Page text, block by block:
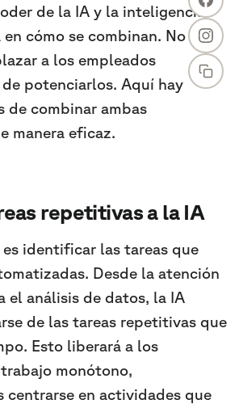
de la IA y la inteligencia
cómo se combinan. No se
a los empleados
de potenciarlos. Aquí hay
de combinar ambas
manera eficaz.
repetitivas a la IA
identificar las tareas que
Desde la atención
el análisis de datos, la IA
de las tareas repetitivas que
Esto liberará a los
monótono,
centrarse en actividades que